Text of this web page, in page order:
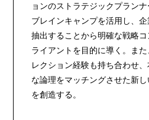
ョンのストラテジックプラン
ブレインキャンプを活用し、
抽出することから明確な戦略
ライアントを目的に導く。ま
レクション経験も持ち合わせ
な論理をマッチングさせた新
を創造する。